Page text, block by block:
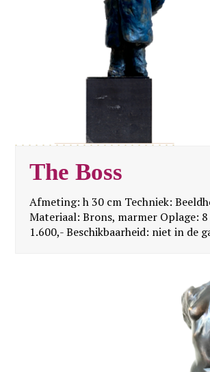
The Boss
Afmeting: h 30 cm Techniek:
Materiaal: Brons, marmer Oplage:
1.600,- Beschikbaarheid: niet in de